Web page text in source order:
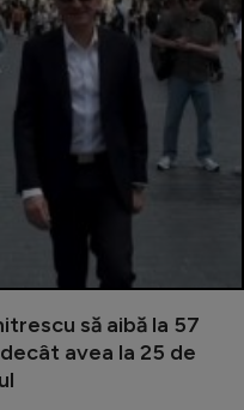
să aibă la 57
avea la 25 de